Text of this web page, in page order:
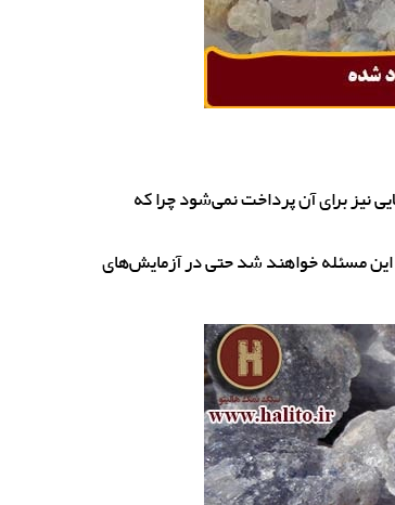
نیز برای آن پرداخت نمی‌شود چرا که
این مسئله خواهند شد حتی در آزمایش‌های